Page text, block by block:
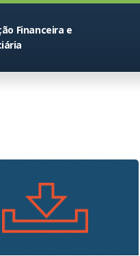
Financeira e